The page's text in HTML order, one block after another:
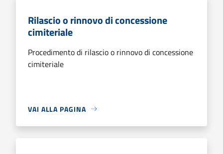
Rilascio o rinnovo di concessione
cimiteriale
Procedimento di rilascio o rinnovo di concessione
cimiteriale
VAI ALLA PAGINA